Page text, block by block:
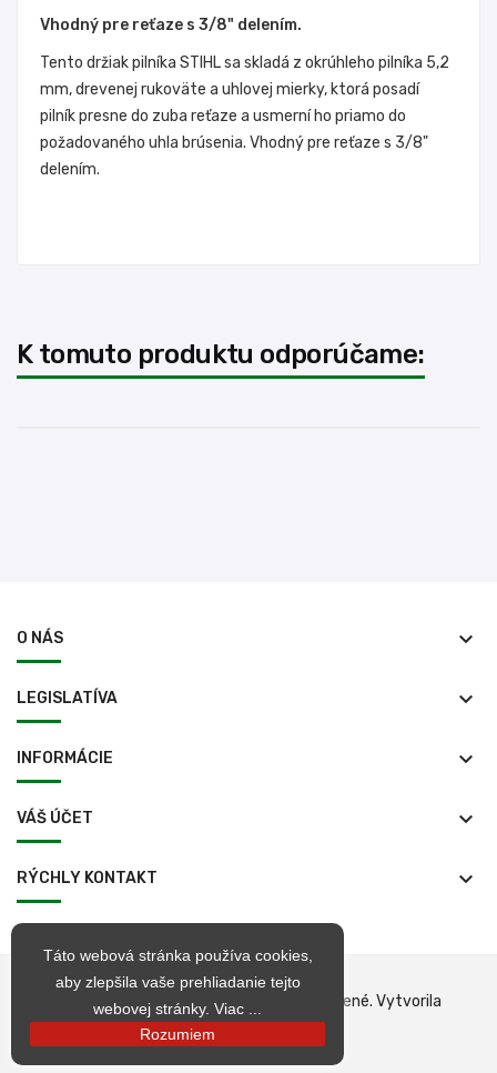
Vhodný pre reťaze s 3/8" delením.
Tento držiak pilníka STIHL sa skladá z okrúhleho pilníka 5,2
mm, drevenej rukoväte a uhlovej mierky, ktorá posadí
pilník presne do zuba reťaze a usmerní ho priamo do
požadovaného uhla brúsenia. Vhodný pre reťaze s 3/8"
delením.
K tomuto produktu odporúčame:
O NÁS keyboard_arrow_down
LEGISLATÍVA keyboard_arrow_down
INFORMÁCIE keyboard_arrow_down
VÁŠ ÚČET keyboard_arrow_down
RÝCHLY KONTAKT keyboard_arrow_down
Táto webová stránka používa cookies,
aby zlepšila vaše prehliadanie tejto
webovej stránky. Viac ...
Rozumiem
© 1998 – 2026 jarkop.sk Všetky práva vyhradené. Vytvorila
Becrea